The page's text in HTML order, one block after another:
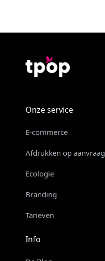
Onze service
E-commerce
Afdrukken op aanvraag
Ecologie
Branding
Tarieven
Info